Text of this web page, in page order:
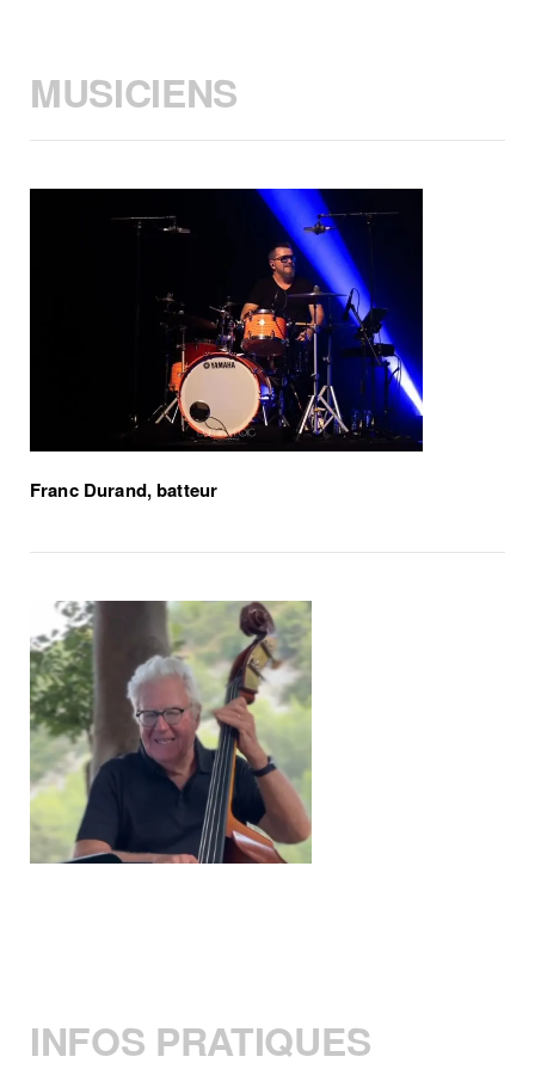
MUSICIENS
Franc Durand, batteur
INFOS PRATIQUES